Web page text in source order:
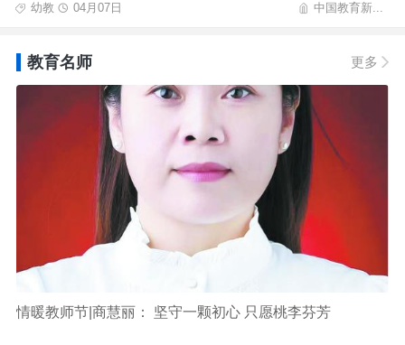
幼教 04月07日 中国教育新...
教育名师 更多
情暖教师节|商慧丽： 坚守一颗初心 只愿桃李芬芳